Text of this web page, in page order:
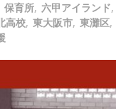
保育所, 六甲アイランド,
高校, 東大阪市, 東灘区,